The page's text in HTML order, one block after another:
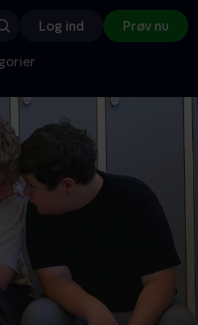
Log ind Prøv nu